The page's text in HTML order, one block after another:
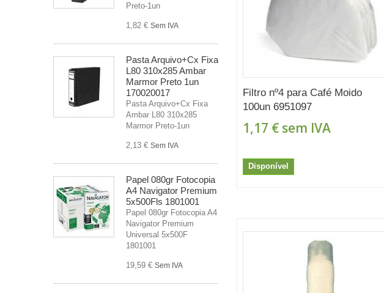
Preto-1un
1,82 € Sem IVA
Pasta Arquivo+Cx Fixa
L80 310x285 Ambar
Marmor Preto 1un
170020017
Pasta Arquivo+Cx Fixa
Ambar L80 310x285
Marmor Preto-1un
2,13 € Sem IVA
Papel 080gr Fotocopia
A4 Navigator Premium
5x500Fls 1801001
Papel 080gr Fotocopia A4
Navigator Premium
Universal 5x500F
1801001
19,59 € Sem IVA
Filtro nº4 para Café Moido
100un 6951097
1,17 € sem IVA
Disponível